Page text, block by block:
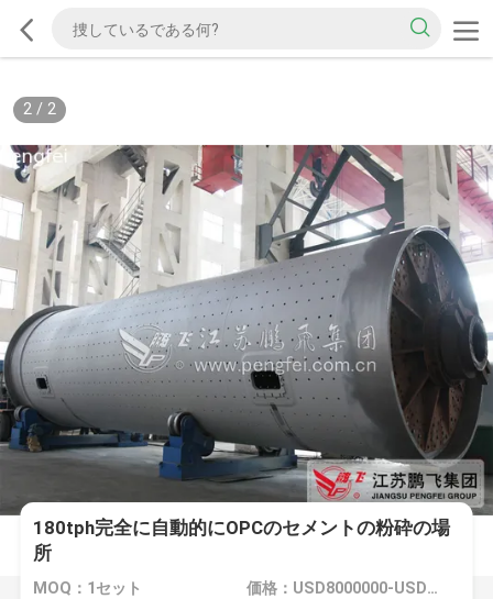
2/ 2
180tph完全に自動的にOPCのセメントの粉砕の場
所
MOQ：1セット 価格：USD8000000-USD16000000